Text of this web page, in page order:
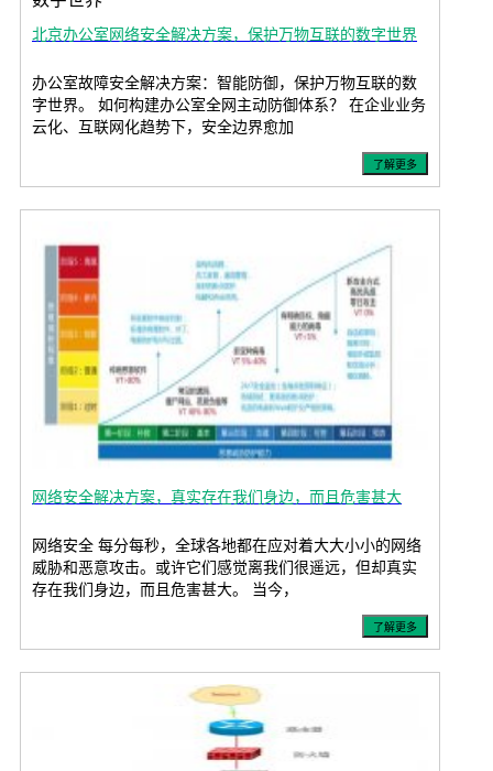
北京办公室网络安全解决方案，保护万物互联的数字世界
办公室故障安全解决方案：智能防御，保护万物互联的数
字世界。 如何构建办公室全网主动防御体系？ 在企业业务
云化、互联网化趋势下，安全边界愈加
了解更多
网络安全解决方案，真实存在我们身边，而且危害甚大
网络安全 每分每秒，全球各地都在应对着大大小小的网络
威胁和恶意攻击。或许它们感觉离我们很遥远，但却真实
存在我们身边，而且危害甚大。 当今，
了解更多